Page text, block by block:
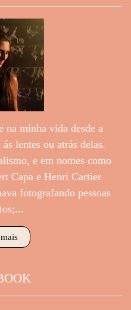
na minha vida desde a
lentes ou atrás delas.
e em nomes como
Capa e Henri Cartier
fotografando pessoas